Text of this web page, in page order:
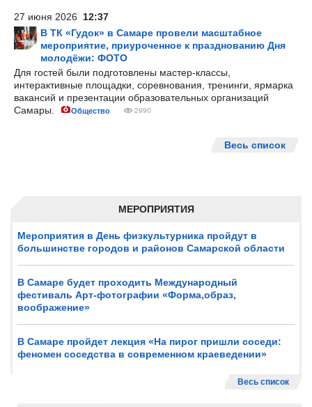
МЕРОПРИЯТИЯ
Мероприятия в День физкультурника пройдут в
большинстве городов и районов Самарской области
В Самаре будет проходить Международный
фестиваль Арт-фотографии «Форма,образ,
воображение»
В Самаре пройдет лекция «На пирог пришли соседи:
феномен соседства в современном краеведении»
Весь список
27 июня 2026 12:37
В ТК «Гудок» в Самаре провели масштабное
мероприятие, приуроченное к празднованию Дня
молодёжи: ФОТО
Для гостей были подготовлены мастер-классы,
интерактивные площадки, соревнования, тренинги, ярмарка
вакансий и презентации образовательных организаций
Самары.
Общество 2990
Весь список